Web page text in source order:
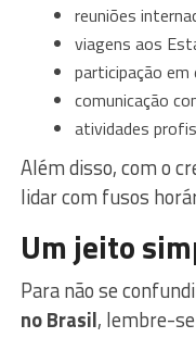
reuniões
viagens aos
participação
comunicação
atividades
Além disso, com o
lidar com fusos
Um jeito
Para não se
no Brasil, lembre-